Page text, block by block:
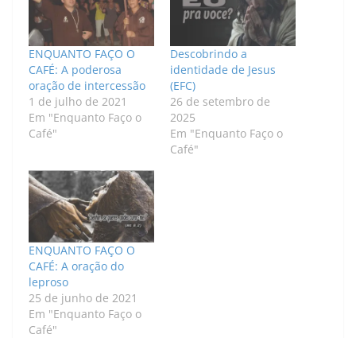
ENQUANTO FAÇO O
CAFÉ: A poderosa
oração de intercessão
1 de julho de 2021
Em "Enquanto Faço o
Café"
Descobrindo a
identidade de Jesus
(EFC)
26 de setembro de
2025
Em "Enquanto Faço o
Café"
ENQUANTO FAÇO O
CAFÉ: A oração do
leproso
25 de junho de 2021
Em "Enquanto Faço o
Café"